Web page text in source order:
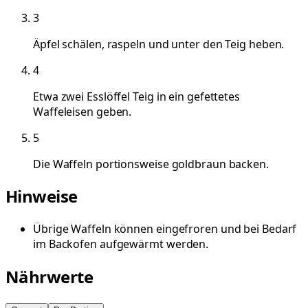
3
Äpfel schälen, raspeln und unter den Teig heben.
4
Etwa zwei Esslöffel Teig in ein gefettetes
Waffeleisen geben.
5
Die Waffeln portionsweise goldbraun backen.
Hinweise
Übrige Waffeln können eingefroren und bei Bedarf
im Backofen aufgewärmt werden.
Nährwerte